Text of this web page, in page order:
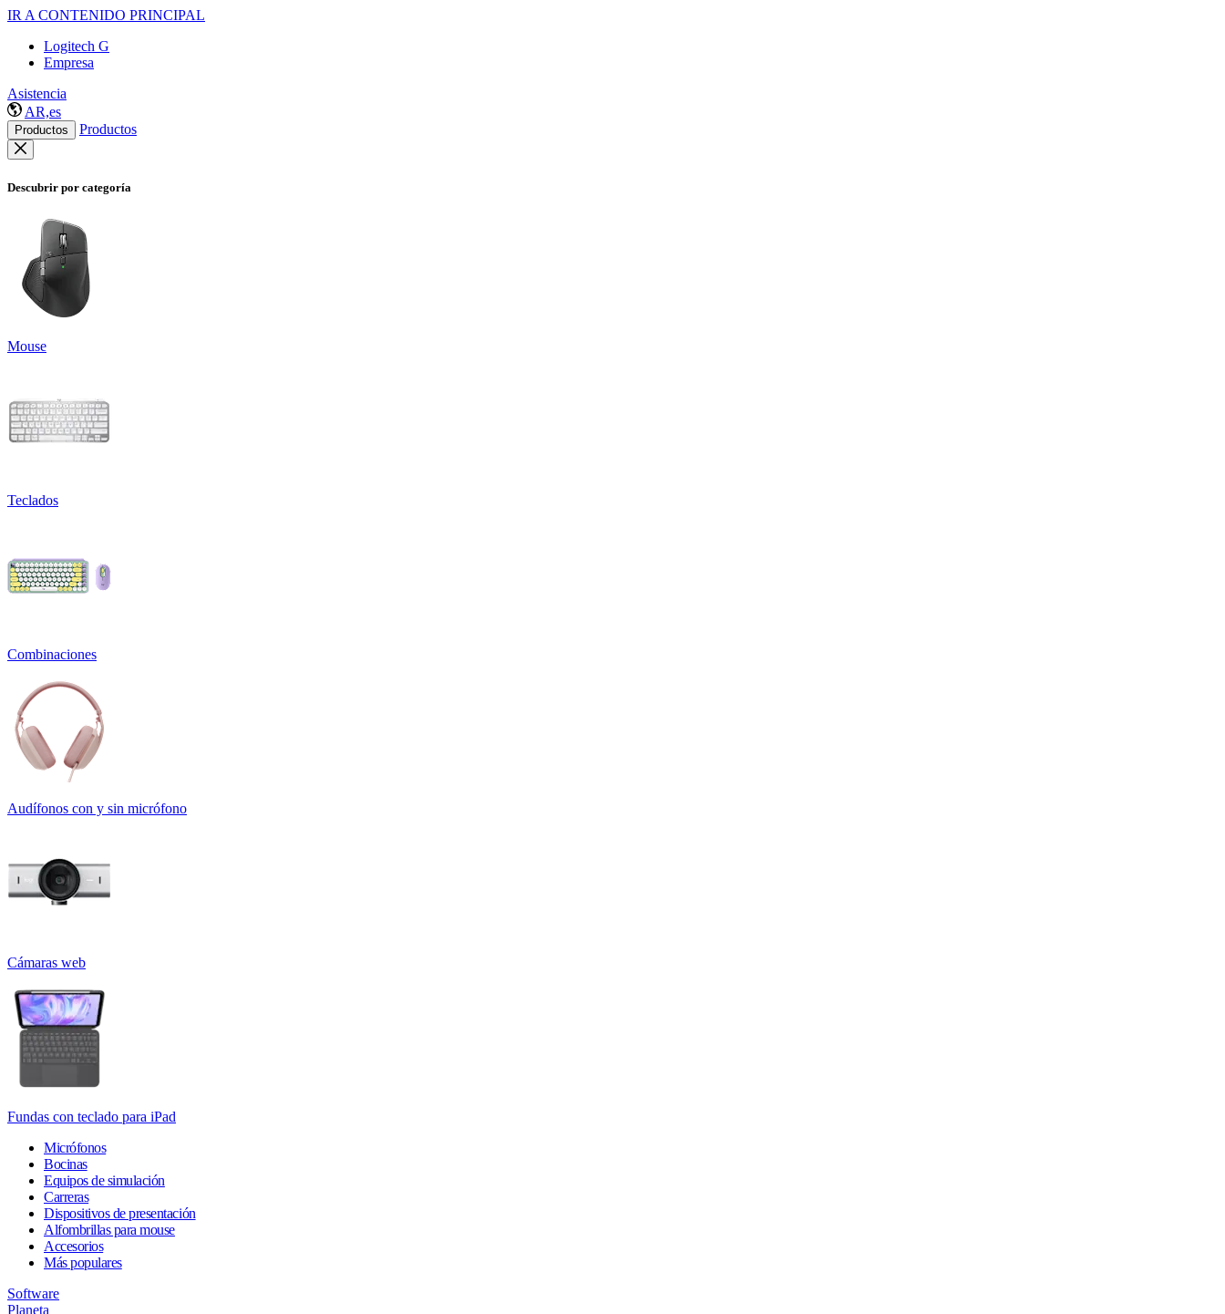
IR A CONTENIDO PRINCIPAL
Logitech G
Empresa
Asistencia
AR,es
Productos Productos
Descubrir por categoría
Mouse
Teclados
Combinaciones
Audífonos con y sin micrófono
Cámaras web
Fundas con teclado para iPad
Micrófonos
Bocinas
Equipos de simulación
Carreras
Dispositivos de presentación
Alfombrillas para mouse
Accesorios
Más populares
Software
Planeta